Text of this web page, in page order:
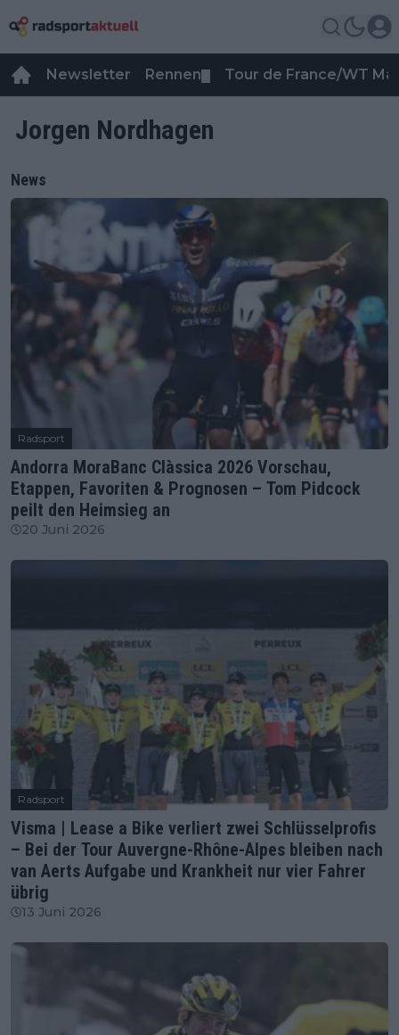
Newsletter Rennen Tour de France/WT
Jorgen Nordhagen
News
Radsport
Andorra MoraBanc Clàssica 2026 Vorschau,
Etappen, Favoriten & Prognosen – Tom Pidcock
peilt den Heimsieg an
20 Juni 2026
Radsport
Visma | Lease a Bike verliert zwei Schlüsselprofis
– Bei der Tour Auvergne-Rhône-Alpes bleiben nach
van Aerts Aufgabe und Krankheit nur vier Fahrer
übrig
13 Juni 2026